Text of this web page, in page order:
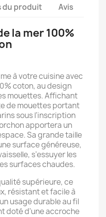
du produit Avis
la mer 100%
à votre cuisine avec
coton, au design
mouettes. Affichant
de mouettes portant
sous l'inscription
apportera un
Sa grande taille
surface généreuse,
s'essuyer les
surfaces chaudes.
supérieure, ce
résistant et facile à
usage durable au fil
doté d'une accroche